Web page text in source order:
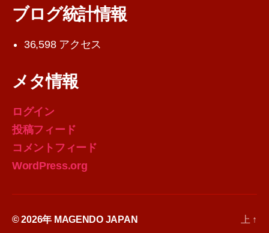
ブログ統計情報
36,598 アクセス
メタ情報
ログイン
投稿フィード
コメントフィード
WordPress.org
© 2026年 MAGENDO JAPAN 上 ↑